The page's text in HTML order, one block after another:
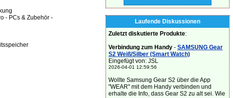
- PCs & Zubehör -
Laufende Diskussionen
Zuletzt diskutierte Produkte:
Verbindung zum Handy - SAMSUNG Gear
S2 Weiß/Silber (Smart Watch)
Eingefügt von: JSL
2026-04-01 12:59:56
Wollte Samsung Gear S2 über die App
"WEAR" mit dem Handy verbinden und
erhalte die Info, dass Gear S2 zu alt sei. Wie